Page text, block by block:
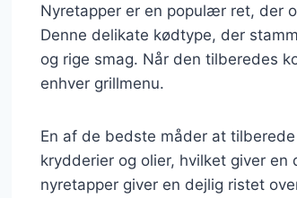
Nyretapper er en populær ret, der
Denne delikate kødtype, der
og rige smag. Når den tilberedes
enhver grillmenu.
En af de bedste måder at
krydderier og olier, hvilket giver
nyretapper giver en dejlig ristet